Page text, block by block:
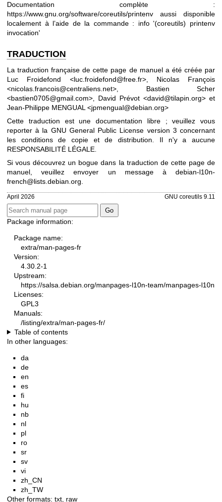
Documentation complète :
https://www.gnu.org/software/coreutils/printenv
aussi disponible
localement à l’aide de la commande : info '(coreutils) printenv
invocation'
TRADUCTION
La traduction française de cette page de manuel a été créée par
Luc Froidefond <luc.froidefond@free.fr>, Nicolas François
<nicolas.francois@centraliens.net>, Bastien Scher
<bastien0705@gmail.com>, David Prévot <david@tilapin.org> et
Jean-Philippe MENGUAL <jpmengual@debian.org>
Cette traduction est une documentation libre ; veuillez vous
reporter à la GNU General Public License version 3 concernant
les conditions de copie et de distribution. Il n'y a aucune
RESPONSABILITÉ LÉGALE.
Si vous découvrez un bogue dans la traduction de cette page de
manuel, veuillez envoyer un message à debian-l10n-
french@lists.debian.org.
April 2026 GNU coreutils 9.11
Package information:
Package name:
extra/man-pages-fr
Version:
4.30.2-1
Upstream:
https://salsa.debian.org/manpages-l10n-team/manpages-l10n
Licenses:
GPL3
Manuals:
/listing/extra/man-pages-fr/
Table of contents
In other languages:
da
de
en
es
fi
hu
nb
nl
pl
ro
sr
sv
vi
zh_CN
zh_TW
Other formats: txt raw